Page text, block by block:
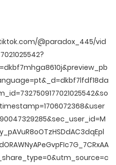
@paradox_445/vid